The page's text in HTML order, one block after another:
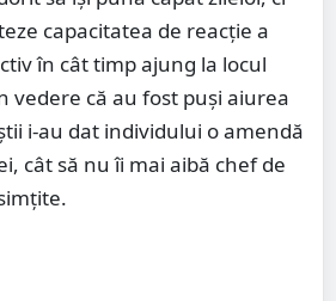
capacitatea de reacție a
în cât timp ajung la locul
vedere că au fost puși aiurea
i-au dat individului o amendă
cât să nu îi mai aibă chef de